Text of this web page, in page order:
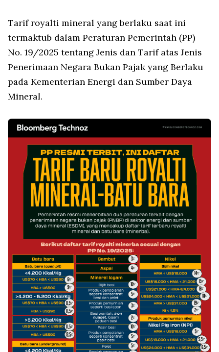
Tarif royalti mineral yang berlaku saat ini
termaktub dalam Peraturan Pemerintah (PP)
No. 19/2025 tentang Jenis dan Tarif atas Jenis
Penerimaan Negara Bukan Pajak yang Berlaku
pada Kementerian Energi dan Sumber Daya
Mineral.